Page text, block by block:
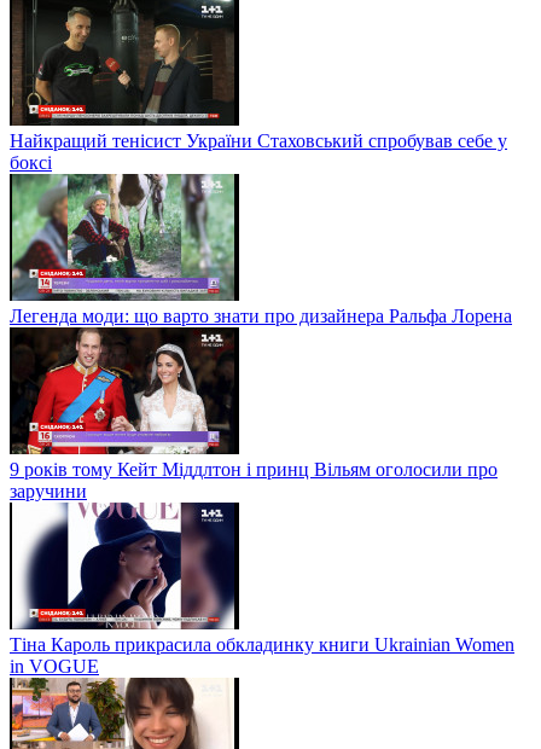
Найкращий тенісист України Стаховський спробував себе у
боксі
Легенда моди: що варто знати про дизайнера Ральфа Лорена
9 років тому Кейт Міддлтон і принц Вільям оголосили про
заручини
Тіна Кароль прикрасила обкладинку книги Ukrainian Women
in VOGUE